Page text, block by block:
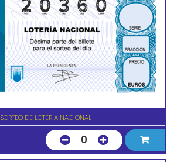
SORTEO DE LOTERIA NACIONAL
0